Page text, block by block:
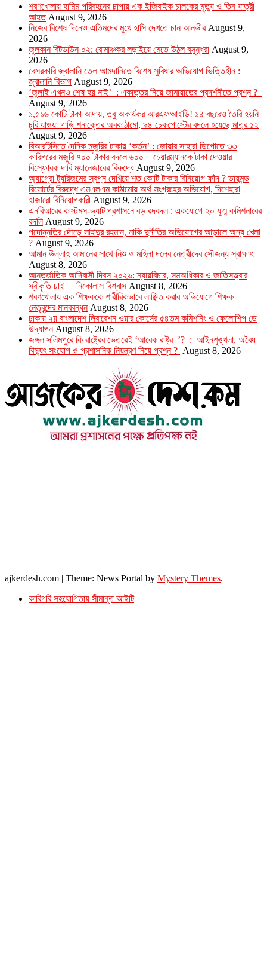
শরণখোলায় হামিম পরিবহনের চাপায় এক ইজিবাইক চালকের মৃত্যু ও তিন যাত্রী
আহত August 9, 2026
নিজের বিশেষ দিনেও এতিমদের মুখে হাসি দেখতে চান আনভীর August 9,
2026
জুলকান বিটডাউন ০২: রোমাঞ্চকর লড়াইয়ে মেতে উঠল বসুন্ধরা August 9,
2026
বেসরকারি জ্বালানি তেল আমদানিতে বিশেষ সুবিধার অভিযোগ ভিত্তিহীন :
জ্বালানি বিভাগ August 9, 2026
‘জুলাই এখনও শেষ হয় নাই’ : একাত্তর নিয়ে জামায়াতের প্রদর্শনীতে প্রশ্ন ?
August 9, 2026
১,৫১৬ কোটি টাকা আদায়, তবু অকার্যকর আরএফআইডি! ১৪ বছরেও তৈরি হয়নি
চুরি যাওয়া গাড়ি শনাক্তের অবকাঠামো, ৯৪ চেকপোস্টের বদলে হয়েছে মাত্র ১২
August 9, 2026
বিআরটিসিতে দৈনিক মজুরির টাকায় ‘কর্তন’ : জোয়ার সাহারা ডিপোতে ৩৩
কারিগরের মজুরি ৭০০ টাকার বদলে ৬০০—চেয়ারম্যানকে টাকা দেওয়ার
বিস্ফোরক দাবি ম্যানেজারের বিরুদ্ধে August 9, 2026
অ্যাগ্রো ট্যুরিজমের স্বপ্ন দেখিয়ে শত কোটি টাকার বিনিয়োগ ফাঁদ ? ডায়মন্ড
রিসোর্টের বিরুদ্ধে এমএলএম কাঠামোয় অর্থ সংগ্রহের অভিযোগ, দিশেহারা
হাজারো বিনিয়োগকারী August 9, 2026
এনবিআরের কাস্টমস-ভ্যাট প্রশাসনে বড় রদবদল : একযোগে ২০ যুগ্ম কমিশনারের
বদলি August 9, 2026
পদোন্নতির দৌড়ে সাইদুর রহমান, নাকি দুর্নীতির অভিযোগের আড়ালে অন্য খেলা
? August 9, 2026
আমান উল্লাহ আমানের সাথে নিশু ও মহিলা দলের নেত্রীদের সৌজন্য স্বাক্ষাৎ
August 8, 2026
আন্তর্জাতিক আদিবাসী দিবস ২০২৬: ন্যায়বিচার, সমঅধিকার ও জাতিসত্ত্বার
স্বীকৃতি চাই – নিকোলাস বিশ্বাস August 8, 2026
শরণখোলায় এক শিক্ষককে শারীরিকভাবে লাঞ্ছিত করার অভিযোগে শিক্ষক
নেতৃবৃন্দের মানববন্ধন August 8, 2026
ঢাকায় ২য় বাংলাদেশ লিবারেশন ওয়ার কোর্সের ৫৪তম কমিশনিং ও ফেলোশিপ ডে
উদ্‌যাপন August 8, 2026
জঙ্গল সলিমপুরে কি রাষ্ট্রের ভেতরেই ‘আরেক রাষ্ট্র ’? : আইনশৃঙ্খলা, অবৈধ
বিদ্যুৎ সংযোগ ও প্রশাসনিক নিয়ন্ত্রণ নিয়ে প্রশ্ন ? August 8, 2026
ajkerdesh.com | Theme: News Portal by Mystery Themes.
কারিগরি সহযোগিতায় সীমান্ত আইটি